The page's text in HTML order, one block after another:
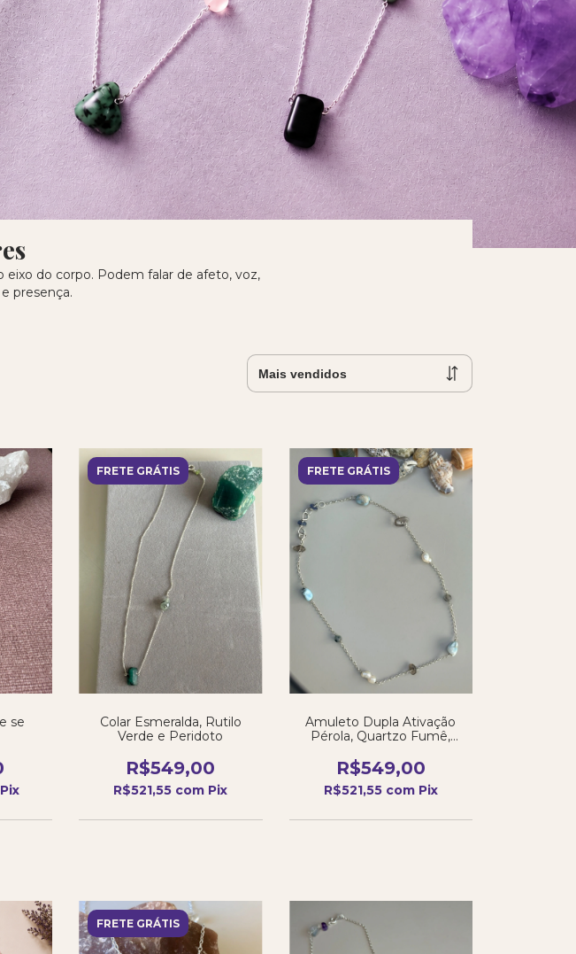
do corpo. Podem falar de afeto, voz,
presença.
se
Pix
FRETE GRÁTIS
Colar Esmeralda, Rutilo
Verde e Peridoto
R$549,00
R$521,55 com Pix
FRETE GRÁTIS
Amuleto Dupla Ativação
Pérola, Quartzo Fumê,
Cianita Azul
R$549,00
R$521,55 com Pix
FRETE GRÁTIS